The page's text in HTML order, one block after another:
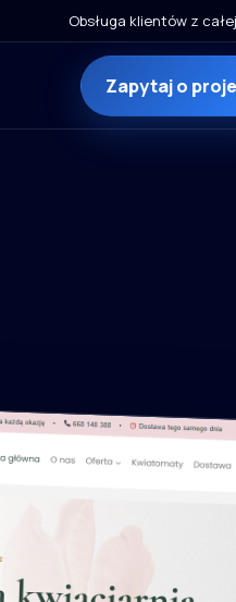
Obsługa klientów z
Zapytaj o